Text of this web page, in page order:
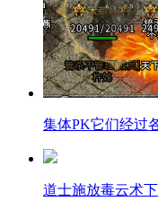
集体PK它们经过
道士施放毒云术